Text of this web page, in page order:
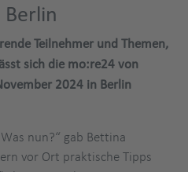
Teilnehmer und Themen,
sich die mo:re24 von
2024 in Berlin
nun?“ gab Bettina
vor Ort praktische Tipps